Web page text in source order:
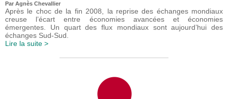
Par Agnès Chevallier
Après le choc de la fin 2008, la reprise des échanges mondiaux
creuse l’écart entre économies avancées et économies
émergentes. Un quart des flux mondiaux sont aujourd’hui des
échanges Sud-Sud.
Lire la suite >